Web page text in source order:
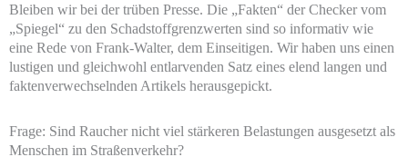
Bleiben wir bei der trüben Presse. Die „Fakten“ der Checker vom
„Spiegel“ zu den Schadstoffgrenzwerten sind so informativ wie
eine Rede von Frank-Walter, dem Einseitigen. Wir haben uns einen
lustigen und gleichwohl entlarvenden Satz eines elend langen und
faktenverwechselnden Artikels herausgepickt.
Frage: Sind Raucher nicht viel stärkeren Belastungen ausgesetzt als
Menschen im Straßenverkehr?